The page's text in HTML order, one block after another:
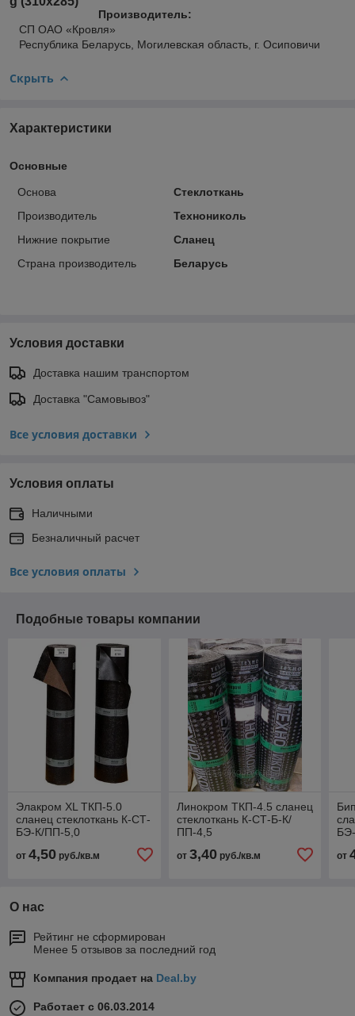
Производитель:
СП ОАО «Кровля»
Республика Беларусь, Могилевская область, г. Осиповичи
Скрыть
Характеристики
Основные
Основа
Стеклоткань
Производитель
Технониколь
Нижние покрытие
Сланец
Страна производитель
Беларусь
Условия доставки
Доставка нашим транспортом
Доставка "Самовывоз"
Все условия доставки
Условия оплаты
Наличными
Безналичный расчет
Все условия оплаты
Подобные товары компании
Элакром XL ТКП-5.0
сланец стеклоткань К-СТ-
БЭ-К/ПП-5,0
от 4,50 руб./кв.м
Линокром ТКП-4.5 сланец
стеклоткань К-СТ-Б-К/
ПП-4,5
от 3,40руб./кв.м от
О нас
Рейтинг не сформирован
Менее 5 отзывов за последний год
Компания продает на Deal.by
Работает с 06.03.2014